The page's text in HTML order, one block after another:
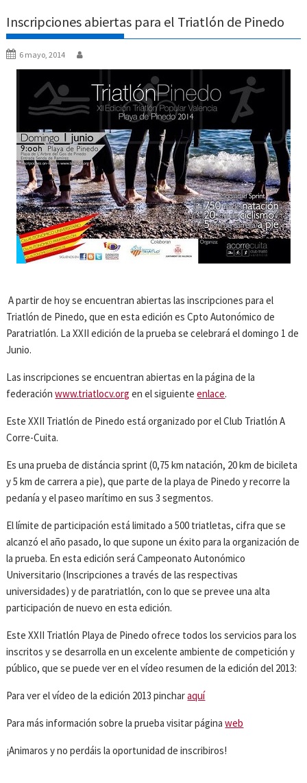
Inscripciones abiertas para el Triatlón de Pinedo
6 mayo, 2014
A partir de hoy se encuentran abiertas las inscripciones para el
Triatlón de Pinedo, que en esta edición es Cpto Autonómico de
Paratriatlón. La XXII edición de la prueba se celebrará el domingo 1 de
Junio.
Las inscripciones se encuentran abiertas en la página de la
federaciónwww.triatlocv.org en el siguienteenlace.
Este XXII Triatlón de Pinedo está organizado por el Club Triatlón A
Corre-Cuita.
Es una prueba de distáncia sprint (0,75 km natación, 20 km de bicileta
y 5 km de carrera a pie), que parte de la playa de Pinedo y recorre la
pedanía y el paseo marítimo en sus 3 segmentos.
El límite de participación está limitado a 500 triatletas, cifra que se
alcanzó el año pasado, lo que supone un éxito para la organización de
la prueba. En esta edición será Campeonato Autonómico
Universitario (Inscripciones a través de las respectivas
universidades) y de paratriatlón, con lo que se prevee una alta
participación de nuevo en esta edición.
Este XXII Triatlón Playa de Pinedo ofrece todos los servicios para los
inscritos y se desarrolla en un excelente ambiente de competición y
público, que se puede ver en el vídeo resumen de la edición del 2013:
Para ver el vídeo de la edición 2013 pincharaquí
Para más información sobre la prueba visitar páginaweb
¡Animaros y no perdáis la oportunidad de inscribiros!